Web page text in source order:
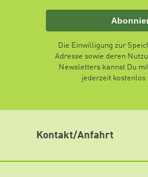
Die Einwilligung zur
Adresse sowie deren
Newsletters kannst Du
jederzeit
Kontakt/Anfahrt